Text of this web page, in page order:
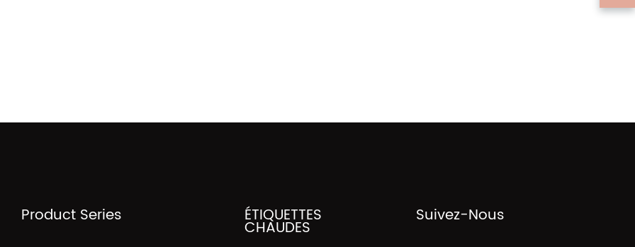
Product Series ÉTIQUETTES
CHAUDES
Suivez-Nous